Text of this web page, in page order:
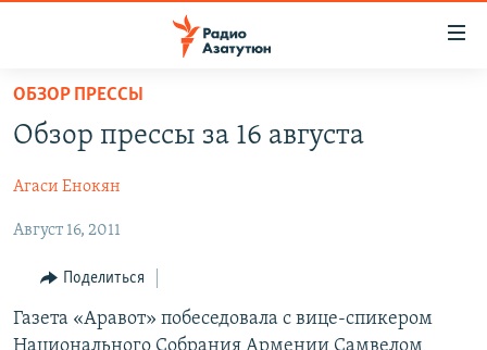
Перейти
основному
Перейти
навигации
ГЛАВНАЯ
НОВОСТИ
ПОЛИТИКА
ОБЩЕСТВО
ЭКОНОМИКА
РЕГИОН
ОБЗОР ПРЕССЫ
Обзор прессы за 16 августа
Агаси Енокян
Август 16, 2011
Поделиться
Газета «Аравот» побеседовала с вице-спикером